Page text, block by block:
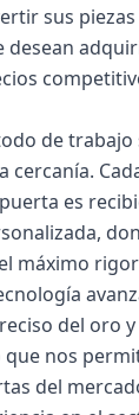
sus
desean
de trabajo
cercanía.
es
máximo
del oro
que nos
del